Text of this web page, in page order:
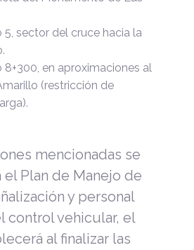
5, sector del cruce hacia la
8+300, en aproximaciones al
(restricción de
mencionadas se
Plan de Manejo de
y personal
control vehicular, el
al finalizar las